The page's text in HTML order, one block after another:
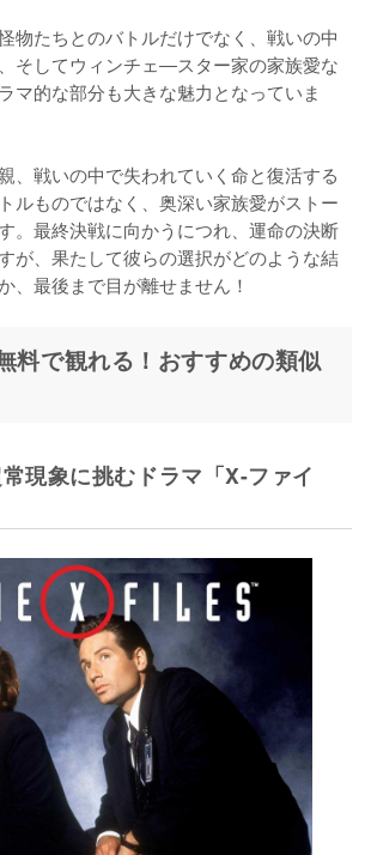
物たちとのバトルだけでなく、戦いの中
そしてウィンチェ―スター家の家族愛な
マ的な部分も大きな魅力となっていま
、戦いの中で失われていく命と復活する
ルものではなく、奥深い家族愛がストー
。最終決戦に向かうにつれ、運命の決断
が、果たして彼らの選択がどのような結
、最後まで目が離せません！
料で観れる！おすすめの類似
現象に挑むドラマ「X-ファイ